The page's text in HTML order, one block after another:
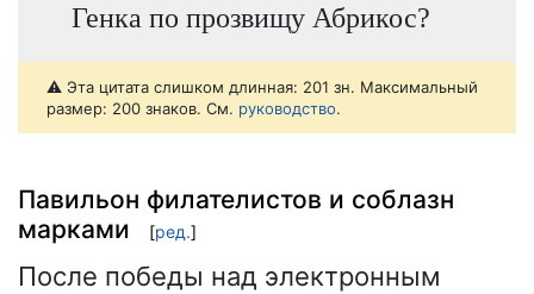
Генка по прозвищу Абрикос?
⚠️ Эта цитата слишком длинная: 201 зн. Максимальный
размер: 200 знаков. См. руководство.
Павильон филателистов и соблазн
марками
[ред.]
После победы над электронным